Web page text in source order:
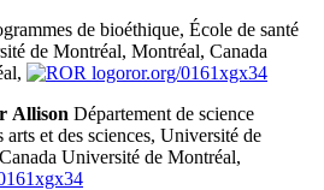
de bioéthique, École de santé
de Montréal, Montréal, Canada
ror.org/0161xgx34
Allison Département de science
et des sciences, Université de
Université de Montréal,